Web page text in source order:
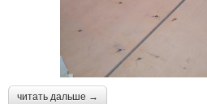
читать дальше →